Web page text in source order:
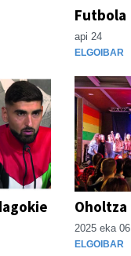
Futbola
api 24
ELGOIBAR
Oholtza
2025 eka 06
ELGOIBAR